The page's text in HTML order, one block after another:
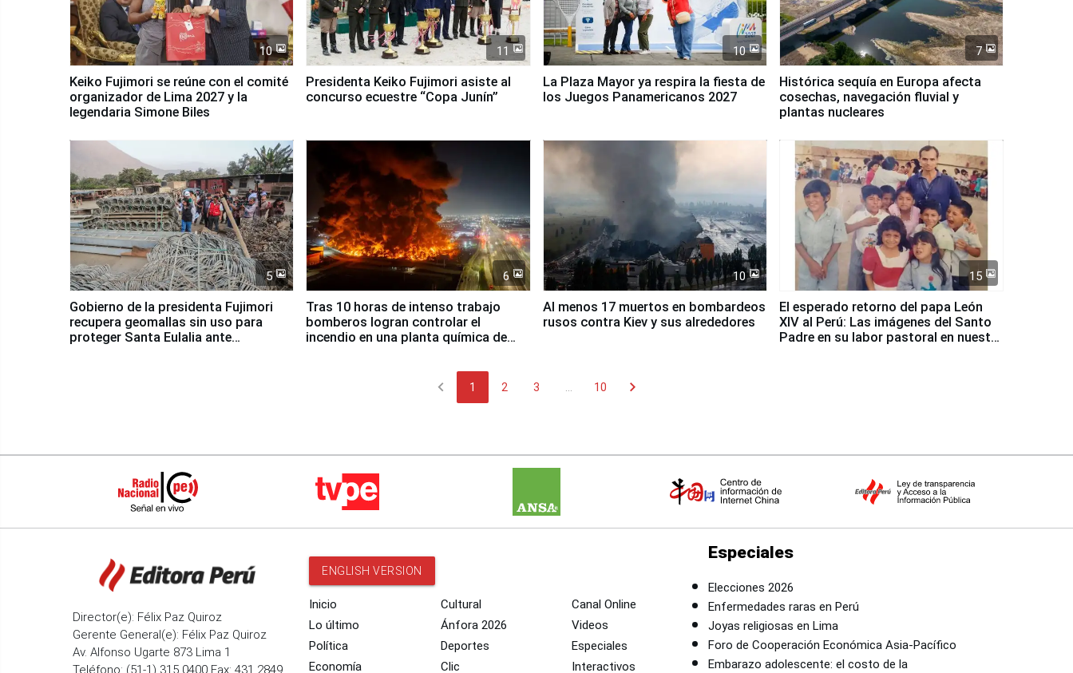
10
Keiko Fujimori se reúne con el comité
organizador de Lima 2027 y la
legendaria Simone Biles
11
Presidenta Keiko Fujimori asiste al
concurso ecuestre “Copa Junín”
10
La Plaza Mayor ya respira la fiesta de
los Juegos Panamericanos 2027
7
Histórica sequía en Europa afecta
cosechas, navegación fluvial y
plantas nucleares
5
Gobierno de la presidenta Fujimori
recupera geomallas sin uso para
proteger Santa Eulalia ante
6
Tras 10 horas de intenso trabajo
bomberos logran controlar el
incendio en una planta química de
10
Al menos 17 muertos en bombardeos
rusos contra Kiev y sus alrededores
15
El esperado retorno del papa León
XIV al Perú: Las imágenes del Santo
Padre en su labor pastoral en nuestro
chevron_left 1 2 3 10 chevron_right
Director(e): Félix Paz Quiroz
Gerente General(e): Félix Paz Quiroz
Av. Alfonso Ugarte 873 Lima 1
Teléfono: (51-1) 315 0400 Fax: 431 2849
ENGLISH VERSION
Inicio
Lo último
Política
Economía
Cultural
Ánfora 2026
Deportes
Clic
Canal Online
Videos
Especiales
Interactivos
Especiales
Elecciones 2026
Enfermedades raras en Perú
Joyas religiosas en Lima
Foro de Cooperación Económica Asia-Pacífico
Embarazo adolescente: el costo de la